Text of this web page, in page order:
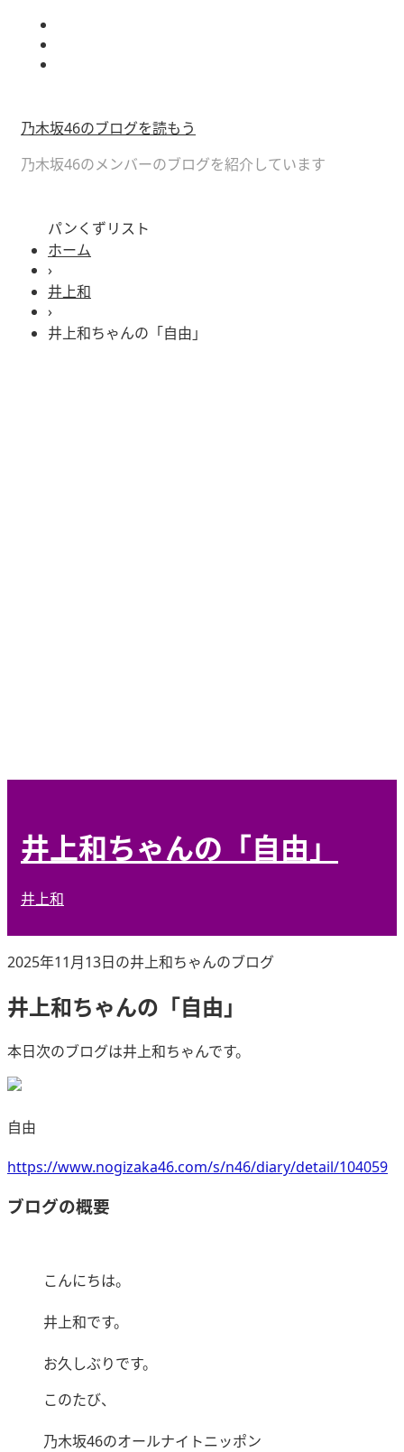
乃木坂46のブログを読もう
乃木坂46のメンバーのブログを紹介しています
パンくずリスト
ホーム
›
井上和
›
井上和ちゃんの「自由」
井上和ちゃんの「自由」
井上和
2025年11月13日の井上和ちゃんのブログ
井上和ちゃんの「自由」
本日次のブログは井上和ちゃんです。
自由
https://www.nogizaka46.com/s/n46/diary/detail/104059
ブログの概要
こんにちは。
井上和です。
お久しぶりです。
このたび、
乃木坂46のオールナイトニッポン